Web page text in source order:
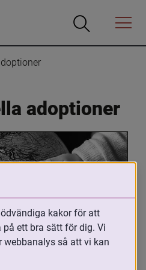
Öppna
Öppna
Menyn
adoptioner
arbetar med
kakor för att
ett bra sätt för dig. Vi
webbanalys så att vi kan